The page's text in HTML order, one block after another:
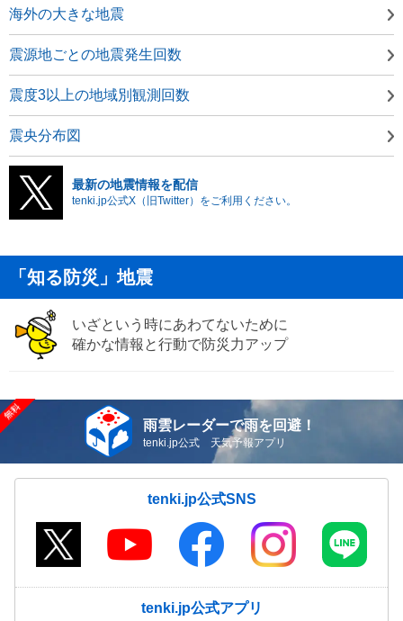
海外の大きな地震
震源地ごとの地震発生回数
震度3以上の地域別観測回数
震央分布図
最新の地震情報を配信
tenki.jp公式X（旧Twitter）をご利用ください。
「知る防災」地震
いざという時にあわてないために
確かな情報と行動で防災力アップ
雨雲レーダーで雨を回避！
tenki.jp公式 天気予報アプリ
tenki.jp公式SNS
tenki.jp公式アプリ